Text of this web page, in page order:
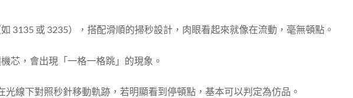
3135 或 3235），搭配滑順的掃秒設計，肉眼看起來就像在流動，毫無頓點。
芯，會出現「一格一格跳」的現象。
光線下對照秒針移動軌跡，若明顯看到停頓點，基本可以判定為仿品。